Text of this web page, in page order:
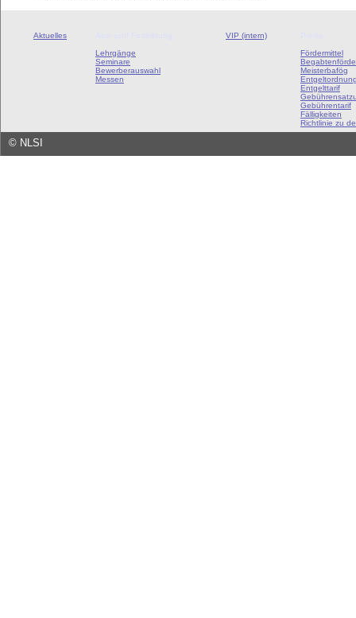
Aktuelles
Lehrgänge
Seminare
Bewerberauswahl
Messen
VIP (intern)
Fördermittel
Meisterbafög
Entgelttarif
Gebührentarif
Fälligkeiten
Richtlinie zu
© NLSI